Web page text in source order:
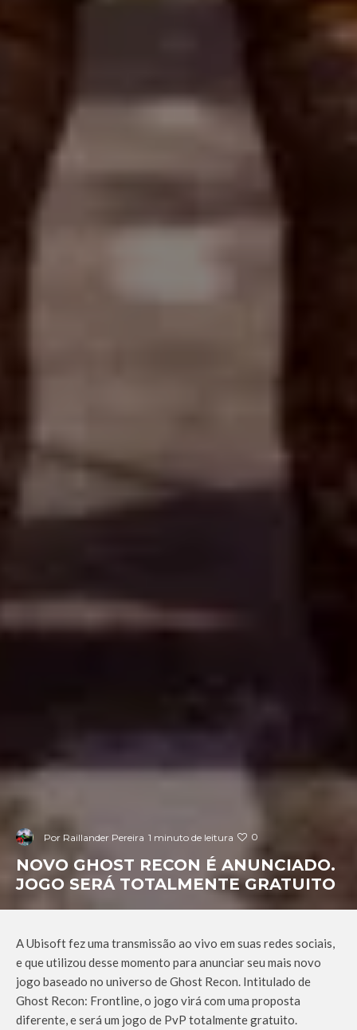
Por Raillander Pereira 1 minuto de leitura 0
NOVO GHOST RECON É ANUNCIADO.
JOGO SERÁ TOTALMENTE GRATUITO
A Ubisoft fez uma transmissão ao vivo em suas redes sociais,
e que utilizou desse momento para anunciar seu mais novo
jogo baseado no universo de Ghost Recon. Intitulado de
Ghost Recon: Frontline, o jogo virá com uma proposta
diferente, e será um jogo de PvP totalmente gratuito.